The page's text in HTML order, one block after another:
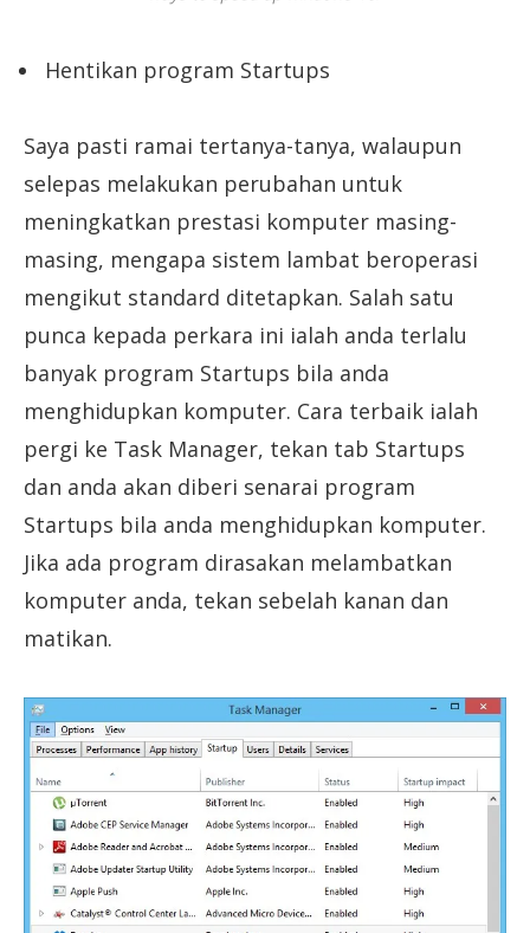
Hentikan program Startups
Saya pasti ramai tertanya-tanya, walaupun
selepas melakukan perubahan untuk
meningkatkan prestasi komputer masing-
masing, mengapa sistem lambat beroperasi
mengikut standard ditetapkan. Salah satu
punca kepada perkara ini ialah anda terlalu
banyak program Startups bila anda
menghidupkan komputer. Cara terbaik ialah
pergi ke Task Manager, tekan tab Startups
dan anda akan diberi senarai program
Startups bila anda menghidupkan komputer.
Jika ada program dirasakan melambatkan
komputer anda, tekan sebelah kanan dan
matikan.